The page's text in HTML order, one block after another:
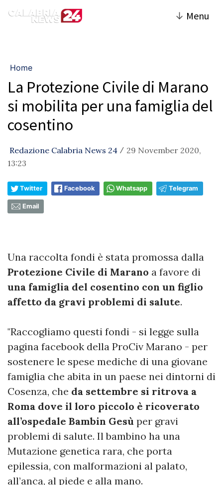
↓ Menu
Home
La Protezione Civile di Marano
si mobilita per una famiglia del
cosentino
Redazione Calabria News 24 / 29 November 2020,
13:23
Twitter Facebook Whatsapp Telegram
Email
Una raccolta fondi è stata promossa dalla
Protezione Civile di Marano a favore di
una famiglia del cosentino con un figlio
affetto da gravi problemi di salute.
"Raccogliamo questi fondi - si legge sulla
pagina facebook della ProCiv Marano - per
sostenere le spese mediche di una giovane
famiglia che abita in un paese nei dintorni di
Cosenza, che da settembre si ritrova a
Roma dove il loro piccolo è ricoverato
all’ospedale Bambin Gesù per gravi
problemi di salute. Il bambino ha una
Mutazione genetica rara, che porta
epilessia, con malformazioni al palato,
all’anca, al piede e alla mano.